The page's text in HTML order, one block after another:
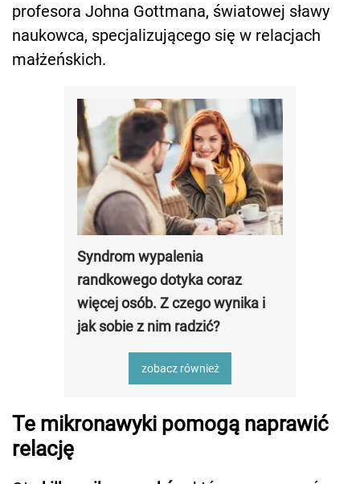
profesora Johna Gottmana, światowej sławy
naukowca, specjalizującego się w relacjach
małżeńskich.
Syndrom wypalenia
randkowego dotyka coraz
więcej osób. Z czego wynika i
jak sobie z nim radzić?
zobacz również
Te mikronawyki pomogą naprawić
relację